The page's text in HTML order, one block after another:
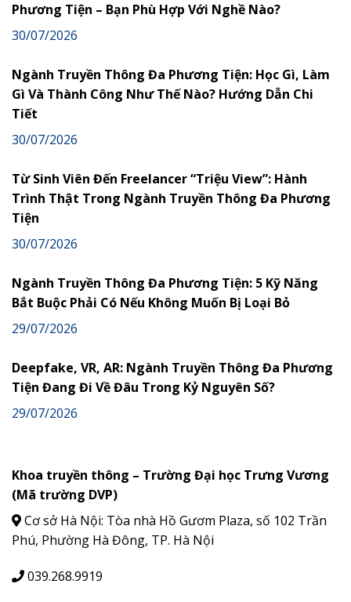
Phương Tiện – Bạn Phù Hợp Với Nghề Nào?
30/07/2026
Ngành Truyền Thông Đa Phương Tiện: Học Gì, Làm
Gì Và Thành Công Như Thế Nào? Hướng Dẫn Chi
Tiết
30/07/2026
Từ Sinh Viên Đến Freelancer “Triệu View”: Hành
Trình Thật Trong Ngành Truyền Thông Đa Phương
Tiện
30/07/2026
Ngành Truyền Thông Đa Phương Tiện: 5 Kỹ Năng
Bắt Buộc Phải Có Nếu Không Muốn Bị Loại Bỏ
29/07/2026
Deepfake, VR, AR: Ngành Truyền Thông Đa Phương
Tiện Đang Đi Về Đâu Trong Kỷ Nguyên Số?
29/07/2026
Khoa truyền thông – Trường Đại học Trưng Vương
(Mã trường DVP)
Cơ sở Hà Nội: Tòa nhà Hồ Gươm Plaza, số 102 Trần
Phú, Phường Hà Đông, TP. Hà Nội
039.268.9919